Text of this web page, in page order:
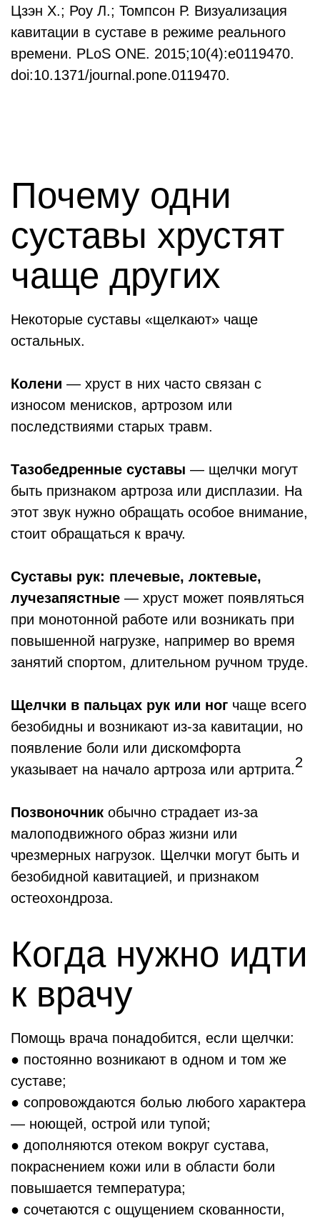
Цзэн Х.; Роу Л.; Томпсон Р. Визуализация
кавитации в суставе в режиме реального
времени. PLoS ONE. 2015;10(4):e0119470.
doi:10.1371/journal.pone.0119470.
Почему одни
суставы хрустят
чаще других
Некоторые суставы «щелкают» чаще
остальных.
Колени ― хруст в них часто связан с
износом менисков, артрозом или
последствиями старых травм.
Тазобедренные суставы ― щелчки могут
быть признаком артроза или дисплазии. На
этот звук нужно обращать особое внимание,
стоит обращаться к врачу.
Суставы рук: плечевые, локтевые,
лучезапястные ― хруст может появляться
при монотонной работе или возникать при
повышенной нагрузке, например во время
занятий спортом, длительном ручном труде.
Щелчки в пальцах рук или ног чаще всего
безобидны и возникают из-за кавитации, но
появление боли или дискомфорта
указывает на начало артроза или артрита.2
Позвоночник обычно страдает из-за
малоподвижного образ жизни или
чрезмерных нагрузок. Щелчки могут быть и
безобидной кавитацией, и признаком
остеохондроза.
Когда нужно идти
к врачу
Помощь врача понадобится, если щелчки:
● постоянно возникают в одном и том же
суставе;
● сопровождаются болью любого характера
— ноющей, острой или тупой;
● дополняются отеком вокруг сустава,
покраснением кожи или в области боли
повышается температура;
● сочетаются с ощущением скованности,